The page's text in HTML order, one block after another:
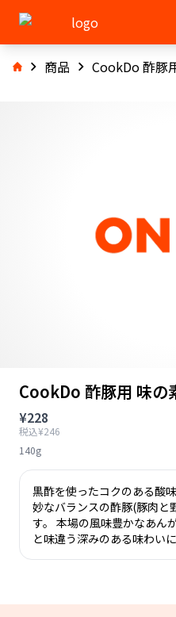
商品 CookDo 酢豚
CookDo 酢豚用 味の
¥228
税込¥246
140g
黒酢を使ったコクのある酸
妙なバランスの酢豚(豚肉と
す。 本場の風味豊かなあん
と味違う深みのある味わい